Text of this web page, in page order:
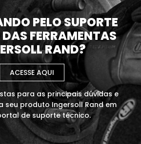
PELO SUPORTE
FERRAMENTAS
RAND?
ACESSE AQUI
para as principais dúvidas e
seu produto Ingersoll Rand em
de suporte técnico.